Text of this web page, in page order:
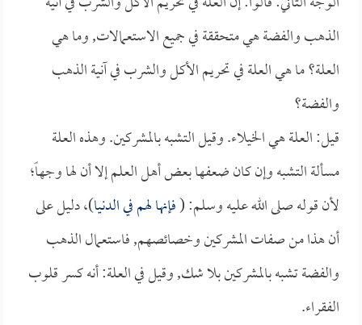
الذهب والفضة هي متحققة في جميع الاستعمالات, وما هي
العلة؟ ما هي العلة في تحريم الأكل والشرب في آنية الذهب
والفضة؟
قيل: العلة هي الخيلاء. وقيل التشبه بالمشركين. وهذه العلة
مسألة التشبه وإن كان ضعفها بعض أهل العلم إلا أن لها وجهاً؛
لأن قوله صلى الله عليه وسلم: (فإنها لهم في الدنيا)، دليل على
أن هذا من صفات المشركين وخصائصهم, فاستعمال الذهب
والفضة تشبه بالمشركين بلا شك, وقيل في العلة: أنه كسر قلوب
الفقراء.